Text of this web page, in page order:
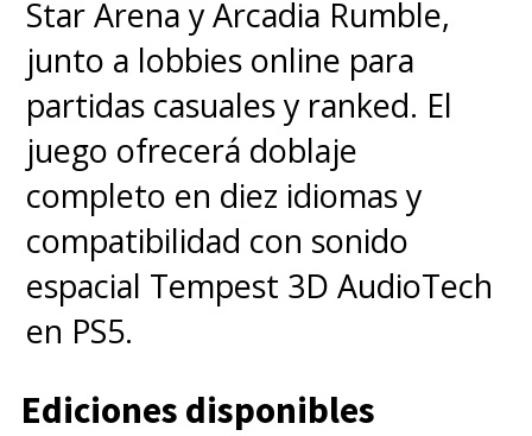
Star Arena y Arcadia Rumble,
junto a lobbies online para
partidas casuales y ranked. El
juego ofrecerá doblaje
completo en diez idiomas y
compatibilidad con sonido
espacial Tempest 3D AudioTech
en PS5.
Ediciones disponibles